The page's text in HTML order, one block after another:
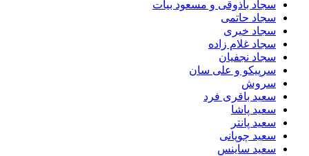
سجاد باذوقی و مسعود بیات
سجاد حاتمی
سجاد خیری
سجاد غلام زاده
سجاد نجفیان
سرپیکو و علی سان
سروش
سعید باقری فرد
سعید پاشا
سعید پانتر
سعید چوپانی
سعید ساینس